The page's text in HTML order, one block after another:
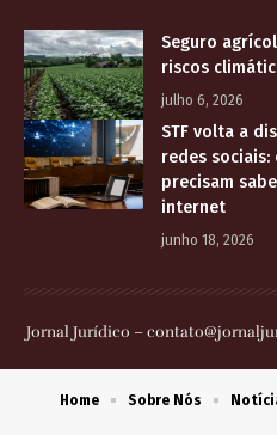
Seguro
riscos
julho 6, 2026
STF volta a
redes
precisam
internet
junho 18, 2026
Jornal Jurídico –
Home Sobre Nós